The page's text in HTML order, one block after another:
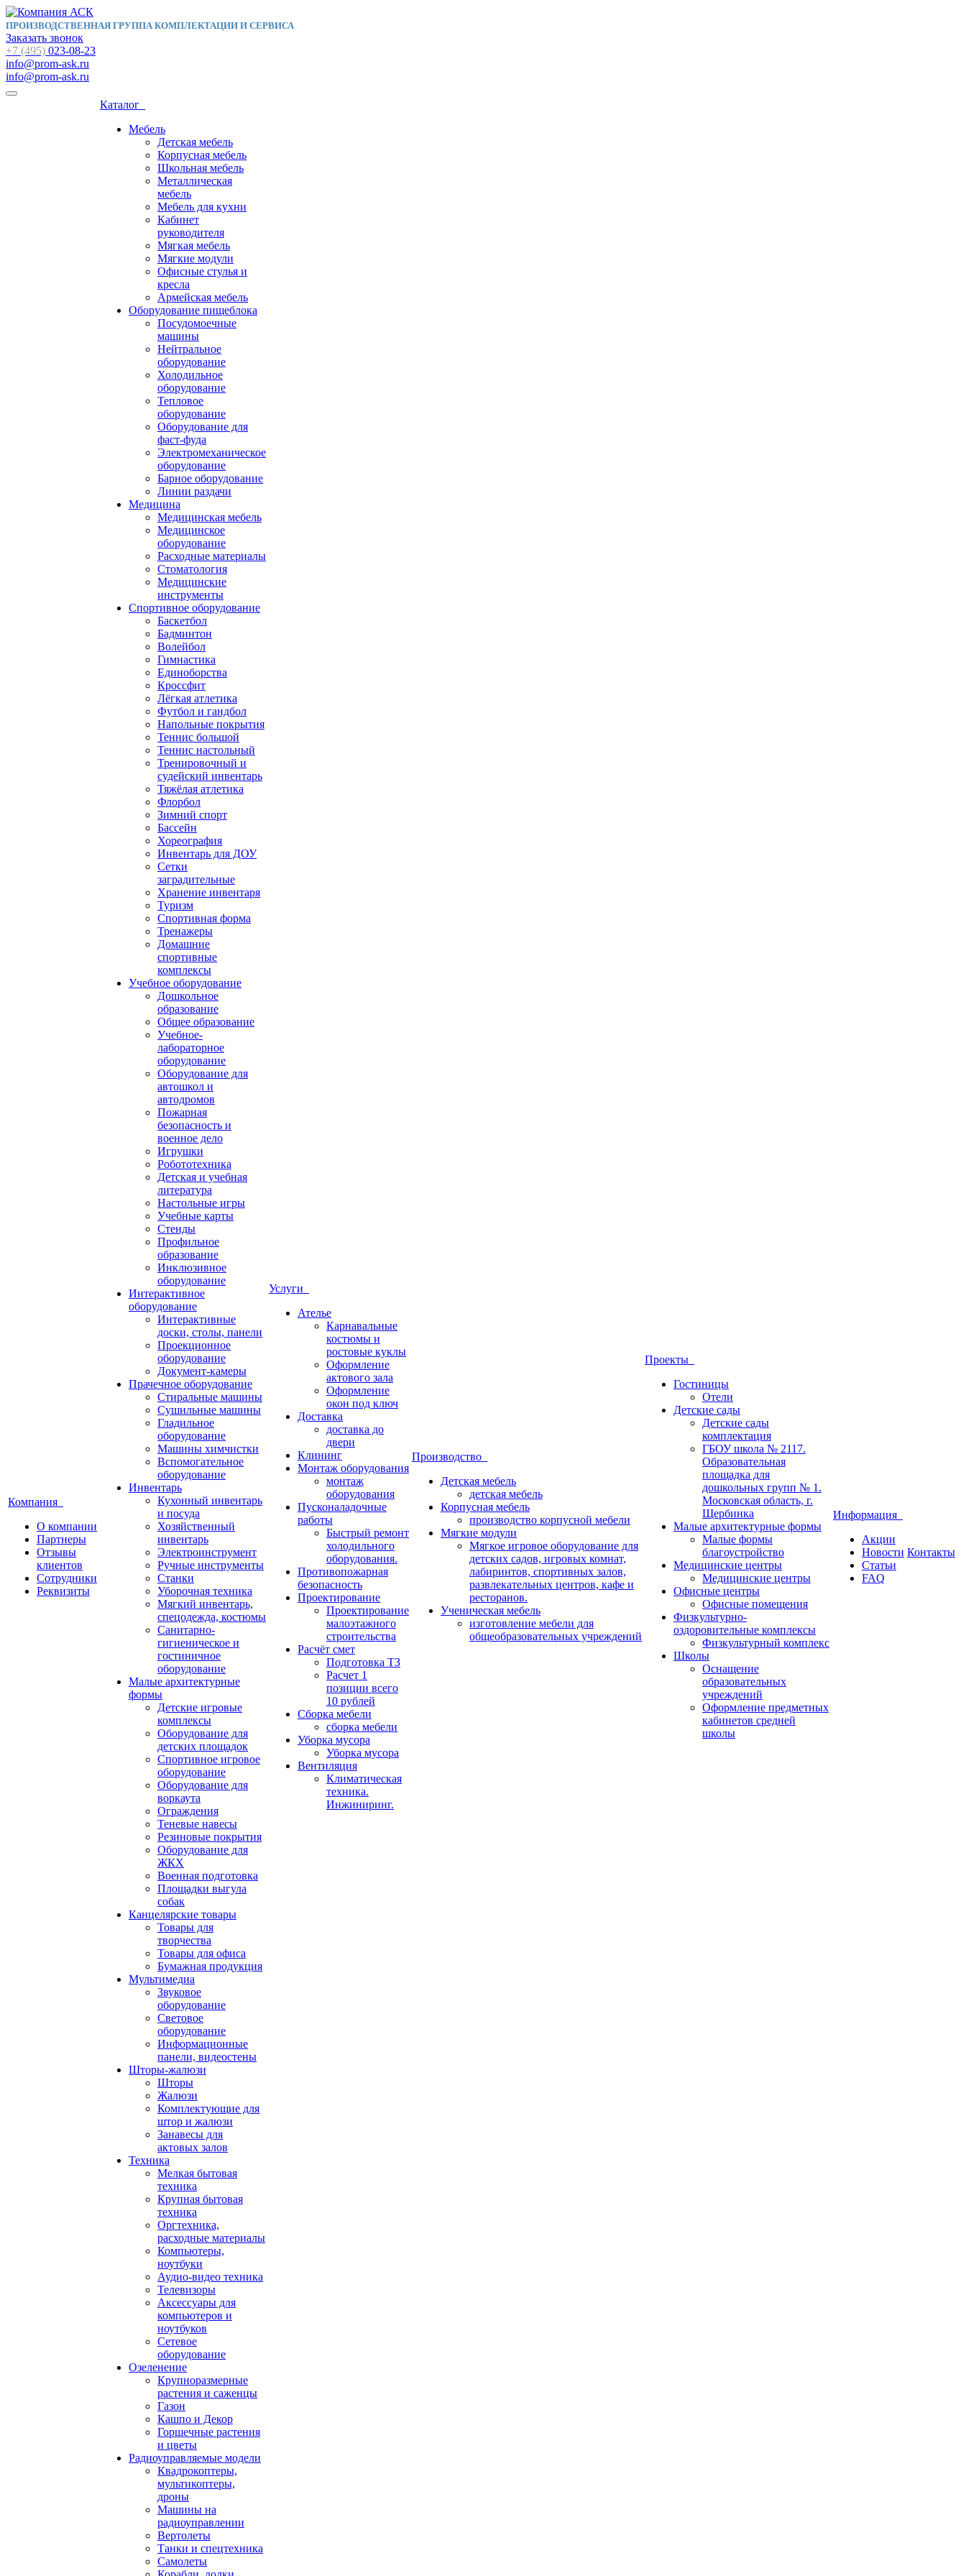
ПРОИЗВОДСТВЕННАЯ ГРУППА КОМПЛЕКТАЦИИ И СЕРВИСА
Заказать звонок
+7 (495) 023-08-23
info@prom-ask.ru
info@prom-ask.ru
Компания
О компании
Партнеры
Отзывы
клиентов
Сотрудники
Реквизиты
Каталог
Мебель
Детская мебель
Корпусная мебель
Школьная мебель
Металлическая
мебель
Мебель для кухни
Кабинет
руководителя
Мягкая мебель
Мягкие модули
Офисные стулья и
кресла
Армейская мебель
Оборудование пищеблока
Посудомоечные
машины
Нейтральное
оборудование
Холодильное
оборудование
Тепловое
оборудование
Оборудование для
фаст-фуда
Электромеханическое
оборудование
Барное оборудование
Линии раздачи
Медицина
Медицинская мебель
Медицинское
оборудование
Расходные материалы
Стоматология
Медицинские
инструменты
Спортивное оборудование
Баскетбол
Бадминтон
Волейбол
Гимнастика
Единоборства
Кроссфит
Лёгкая атлетика
Футбол и гандбол
Напольные покрытия
Теннис большой
Теннис настольный
Тренировочный и
судейский инвентарь
Тяжёлая атлетика
Флорбол
Зимний спорт
Бассейн
Хореография
Инвентарь для ДОУ
Сетки
заградительные
Хранение инвентаря
Туризм
Спортивная форма
Тренажеры
Домашние
спортивные
комплексы
Учебное оборудование
Дошкольное
образование
Общее образование
Учебное-
лабораторное
оборудование
Оборудование для
автошкол и
автодромов
Пожарная
безопасность и
военное дело
Игрушки
Робототехника
Детская и учебная
литература
Настольные игры
Учебные карты
Стенды
Профильное
образование
Инклюзивное
оборудование
Интерактивное
оборудование
Интерактивные
доски, столы, панели
Проекционное
оборудование
Документ-камеры
Прачечное оборудование
Стиральные машины
Сушильные машины
Гладильное
оборудование
Машины химчистки
Вспомогательное
оборудование
Инвентарь
Кухонный инвентарь
и посуда
Хозяйственный
инвентарь
Электроинструмент
Ручные инструменты
Станки
Уборочная техника
Мягкий инвентарь,
спецодежда, костюмы
Санитарно-
гигиеническое и
гостиничное
оборудование
Малые архитектурные
формы
Детские игровые
комплексы
Оборудование для
детских площадок
Спортивное игровое
оборудование
Оборудование для
воркаута
Ограждения
Теневые навесы
Резиновые покрытия
Оборудование для
ЖКХ
Военная подготовка
Площадки выгула
собак
Канцелярские товары
Товары для
творчества
Товары для офиса
Бумажная продукция
Мультимедиа
Звуковое
оборудование
Световое
оборудование
Информационные
панели, видеостены
Шторы-жалюзи
Шторы
Жалюзи
Комплектующие для
штор и жалюзи
Занавесы для
актовых залов
Техника
Мелкая бытовая
техника
Крупная бытовая
техника
Оргтехника,
расходные материалы
Компьютеры,
ноутбуки
Аудио-видео техника
Телевизоры
Аксессуары для
компьютеров и
ноутбуков
Сетевое
оборудование
Озеленение
Крупноразмерные
растения и саженцы
Газон
Кашпо и Декор
Горшечные растения
и цветы
Радиоуправляемые модели
Квадрокоптеры,
мультикоптеры,
дроны
Машины на
радиоуправлении
Вертолеты
Танки и спецтехника
Самолеты
Услуги
Ателье
Карнавальные
костюмы и
ростовые куклы
Оформление
актового зала
Оформление
окон под ключ
Доставка
доставка до
двери
Клининг
Монтаж оборудования
монтаж
оборудования
Пусконаладочные
работы
Быстрый ремонт
холодильного
оборудования.
Противопожарная
безопасность
Проектирование
Проектирование
малоэтажного
строительства
Расчёт смет
Подготовка ТЗ
Расчет 1
позиции всего
10 рублей
Сборка мебели
сборка мебели
Уборка мусора
Уборка мусора
Вентиляция
Климатическая
техника.
Инжиниринг.
Производство
Детская мебель
детская мебель
Корпусная мебель
производство корпусной мебели
Мягкие модули
Мягкое игровое оборудование для
детских садов, игровых комнат,
лабиринтов, спортивных залов,
развлекательных центров, кафе и
ресторанов.
Ученическая мебель
изготовление мебели для
общеобразовательных учреждений
Проекты
Гостиницы
Отели
Детские сады
Детские сады
комплектация
ГБОУ школа № 2117.
Образовательная
площадка для
дошкольных групп № 1.
Московская область, г.
Щербинка
Малые архитектурные формы
Малые формы
благоустройство
Медицинские центры
Медицинские центры
Офисные центры
Офисные помещения
Физкультурно-
оздоровительные комплексы
Физкультурный комплекс
Школы
Оснащение
образовательных
учреждений
Оформление предметных
кабинетов средней
школы
Информация
Акции
Новости
Статьи
FAQ
Контакты